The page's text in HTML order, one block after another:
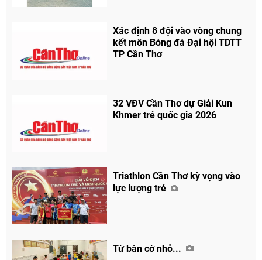
Xác định 8 đội vào vòng chung
kết môn Bóng đá Đại hội TDTT
TP Cần Thơ
32 VĐV Cần Thơ dự Giải Kun
Khmer trẻ quốc gia 2026
Triathlon Cần Thơ kỳ vọng vào
lực lượng trẻ
Từ bàn cờ nhỏ...